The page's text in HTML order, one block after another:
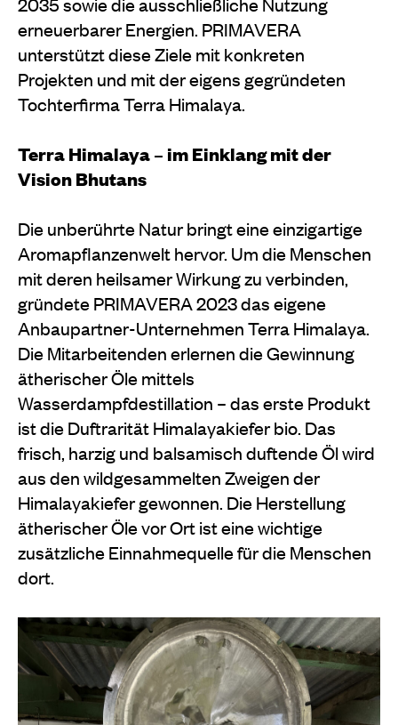
erneuerbarer Energien. PRIMAVERA
unterstützt diese Ziele mit konkreten
Projekten und mit der eigens gegründeten
Tochterfirma Terra Himalaya.
Terra Himalaya – im Einklang mit der
Vision Bhutans
Die unberührte Natur bringt eine einzigartige
Aromapflanzenwelt hervor. Um die Menschen
mit deren heilsamer Wirkung zu verbinden,
gründete PRIMAVERA 2023 das eigene
Anbaupartner-Unternehmen Terra Himalaya.
Die Mitarbeitenden erlernen die Gewinnung
ätherischer Öle mittels
Wasserdampfdestillation – das erste Produkt
ist die Duftrarität Himalayakiefer bio. Das
frisch, harzig und balsamisch duftende Öl wird
aus den wildgesammelten Zweigen der
Himalayakiefer gewonnen. Die Herstellung
ätherischer Öle vor Ort ist eine wichtige
zusätzliche Einnahmequelle für die Menschen
dort.